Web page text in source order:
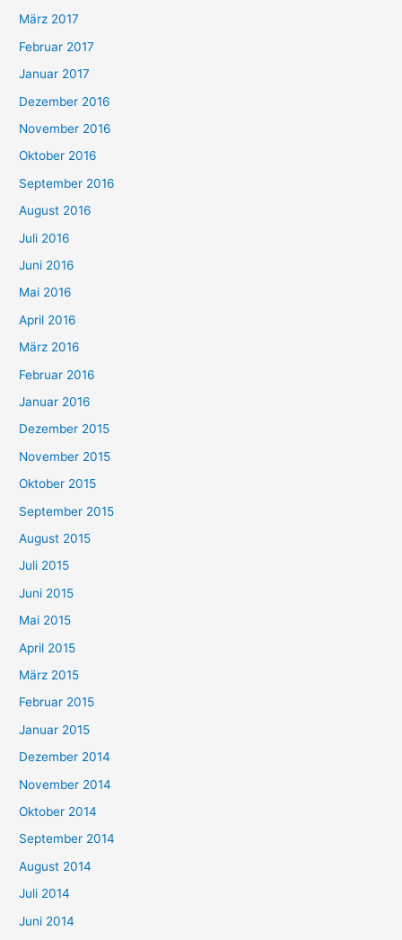
März 2017
Februar 2017
Januar 2017
Dezember 2016
November 2016
Oktober 2016
September 2016
August 2016
Juli 2016
Juni 2016
Mai 2016
April 2016
März 2016
Februar 2016
Januar 2016
Dezember 2015
November 2015
Oktober 2015
September 2015
August 2015
Juli 2015
Juni 2015
Mai 2015
April 2015
März 2015
Februar 2015
Januar 2015
Dezember 2014
November 2014
Oktober 2014
September 2014
August 2014
Juli 2014
Juni 2014